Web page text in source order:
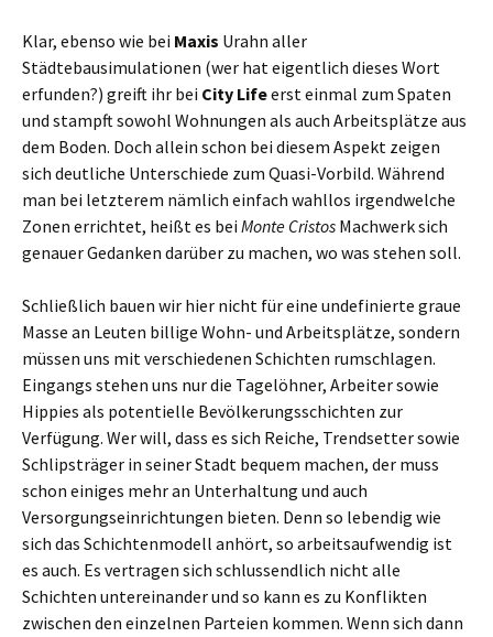
Klar, ebenso wie bei Maxis Urahn aller
Städtebausimulationen (wer hat eigentlich dieses Wort
erfunden?) greift ihr bei City Lifeerst einmal zum Spaten
und stampft sowohl Wohnungen als auch Arbeitsplätze aus
dem Boden. Doch allein schon bei diesem Aspekt zeigen
sich deutliche Unterschiede zum Quasi-Vorbild. Während
man bei letzterem nämlich einfach wahllos irgendwelche
Zonen errichtet, heißt es bei Monte Cristos Machwerk sich
genauer Gedanken darüber zu machen, wo was stehen soll.
Schließlich bauen wir hier nicht für eine undefinierte graue
Masse an Leuten billige Wohn- und Arbeitsplätze, sondern
müssen uns mit verschiedenen Schichten rumschlagen.
Eingangs stehen uns nur die Tagelöhner, Arbeiter sowie
Hippies als potentielle Bevölkerungsschichten zur
Verfügung. Wer will, dass es sich Reiche, Trendsetter sowie
Schlipsträger in seiner Stadt bequem machen, der muss
schon einiges mehr an Unterhaltung und auch
Versorgungseinrichtungen bieten. Denn so lebendig wie
sich das Schichtenmodell anhört, so arbeitsaufwendig ist
es auch. Es vertragen sich schlussendlich nicht alle
Schichten untereinander und so kann es zu Konflikten
zwischen den einzelnen Parteien kommen. Wenn sich dann